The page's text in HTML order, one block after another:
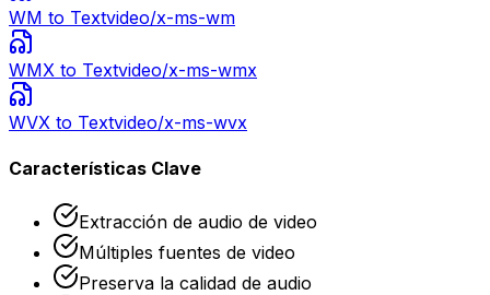
WM to Textvideo/x-ms-wm
WMX to Textvideo/x-ms-wmx
WVX to Textvideo/x-ms-wvx
Características Clave
Extracción de audio de video
Múltiples fuentes de video
Preserva la calidad de audio